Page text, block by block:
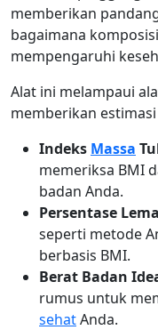
memberikan
bagaimana
mempengaruhi
Alat ini melampaui
memberikan
Indeks Massa
memeriksa BMI
badan Anda.
Persentase
seperti metode
berbasis BMI.
Berat Badan
rumus untuk
sehatAnda.